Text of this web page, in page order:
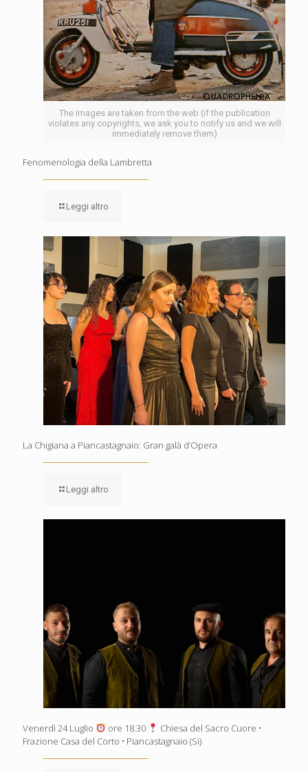
The images are taken from the web (if the publication
violates any copyrights, we ask you to notify us and we will
immediately remove them)
Fenomenologia della Lambretta
Leggi altro
La Chigiana a Piancastagnaio: Gran galà d’Opera
Leggi altro
Venerdì 24 Luglio ore 18.30
Chiesa del Sacro Cuore •
Frazione Casa del Corto • Piancastagnaio (Si)